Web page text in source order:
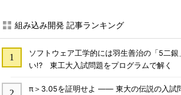
組み込み開発 記事ランキング
ソフトウェア工学的には羽生善治の「5二
い!? 東工大入試問題をプログラムで解く
π＞3.05を証明せよ ―― 東大の伝説の入試